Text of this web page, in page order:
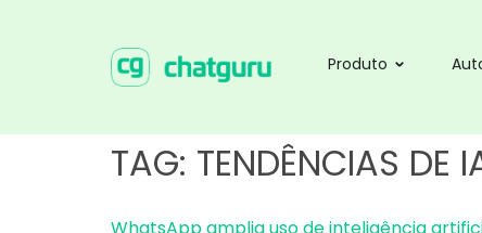
Produto
TAG: TENDÊNCIAS DE